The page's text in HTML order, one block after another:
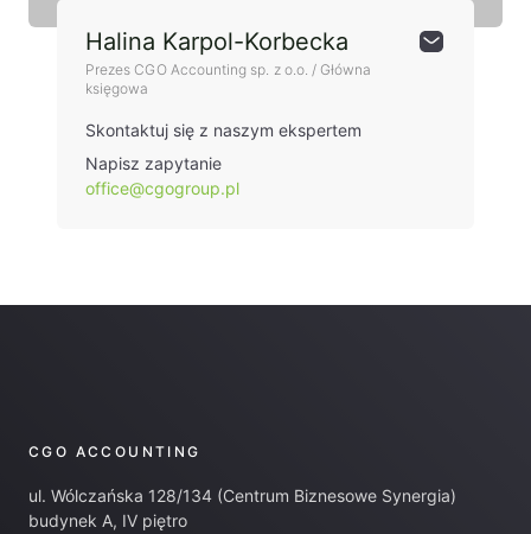
Halina Karpol-Korbecka
Prezes CGO Accounting sp. z o.o. / Główna
księgowa
Skontaktuj się z naszym ekspertem
Napisz zapytanie
office@cgogroup.pl
CGO ACCOUNTING
ul. Wólczańska 128/134 (Centrum Biznesowe Synergia)
budynek A, IV piętro